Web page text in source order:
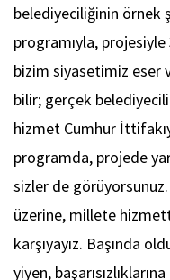
belediyeciliğinin örnek
programıyla,
bizim siyasetimiz eser
bilir; gerçek
hizmet Cumhur
programda, projede
sizler de
üzerine, millete
karşıyayız. Başında
yiyen,